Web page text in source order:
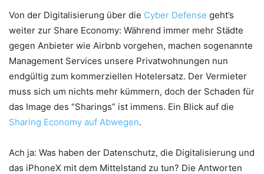
Von der Digitalisierung über die Cyber Defense geht’s
weiter zur Share Economy: Während immer mehr Städte
gegen Anbieter wie Airbnb vorgehen, machen sogenannte
Management Services unsere Privatwohnungen nun
endgültig zum kommerziellen Hotelersatz. Der Vermieter
muss sich um nichts mehr kümmern, doch der Schaden für
das Image des “Sharings” ist immens. Ein Blick auf die
Sharing Economy auf Abwegen.
Ach ja: Was haben der Datenschutz, die Digitalisierung und
das iPhoneX mit dem Mittelstand zu tun? Die Antworten